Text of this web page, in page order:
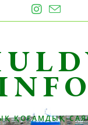
ҚОҒАМДЫҚ-